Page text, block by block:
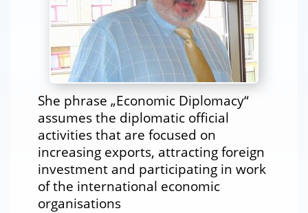
She phrase „Economic Diplomacy“
assumes the diplomatic official
activities that are focused on
increasing exports, attracting foreign
investment and participating in work
of the international economic
organisations